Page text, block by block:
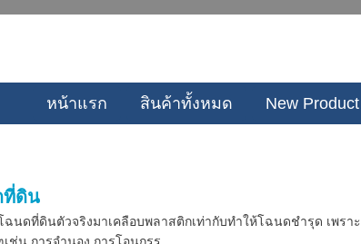
หน้าแรก สินค้าทั้งหมด New Product
ที่ดิน
ฉนดที่ดินตัวจริงมาเคลือบพลาสติกเท่ากับทำให้โฉนดชำรุด เพ